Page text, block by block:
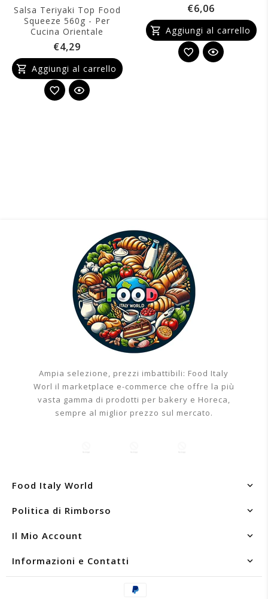
Salsa Teriyaki Top Food
Squeeze 560g - Per
Cucina Orientale
€4,29
Aggiungi al carrello
€6,06
Aggiungi al carrello
Salsa Barbecue BBQ Classica Top Food
€5,34
Aggiungi al carrello
Ampia selezione, prezzi imbattibili: Food Italy
Worl il marketplace e-commerce che offre la più
vasta gamma di prodotti per bakery e Horeca,
sempre al miglior prezzo sul mercato.
Food Italy World
Politica di Rimborso
Il Mio Account
Informazioni e Contatti